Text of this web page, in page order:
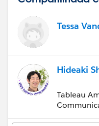
Tessa
Hideaki
Tableau